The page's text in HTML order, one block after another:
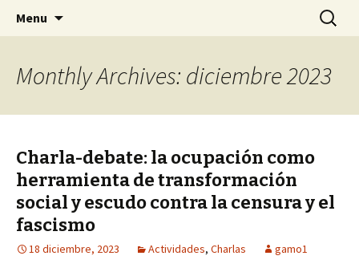
CSR Gamonal
Centro Social Recuperado Gamonal
Menu Buscar:
Monthly Archives: diciembre 2023
Charla-debate: la ocupación como
herramienta de transformación
social y escudo contra la censura y el
fascismo
18 diciembre, 2023 Actividades, Charlas gamo1